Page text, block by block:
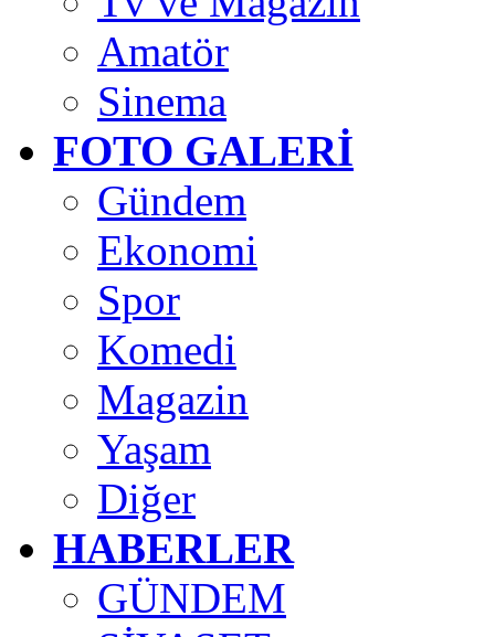
Amatör
Sinema
FOTO GALERİ
Gündem
Ekonomi
Spor
Komedi
Magazin
Yaşam
Diğer
HABERLER
GÜNDEM